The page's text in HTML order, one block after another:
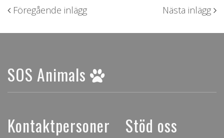
Inläggsnavigering
Föregående inlägg Nästa inlägg
SOS Animals
Kontaktpersoner Stöd oss